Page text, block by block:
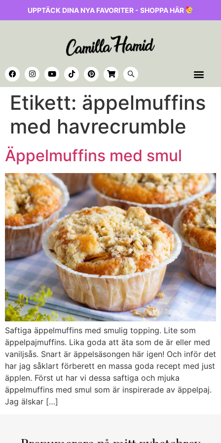
UPPTÄCK DINA NYA FAVORITER - SHOPPA HÄR
Etikett: äppelmuffins
med havrecrumble
Äppelmuffins med smul
Saftiga äppelmuffins med smulig topping. Lite som
äppelpajmuffins. Lika goda att äta som de är eller med
vaniljsås. Snart är äppelsäsongen här igen! Och inför det
har jag såklart förberett en massa goda recept med just
äpplen. Först ut har vi dessa saftiga och mjuka
äppelmuffins med smul som är inspirerade av äppelpaj.
Jag älskar […]